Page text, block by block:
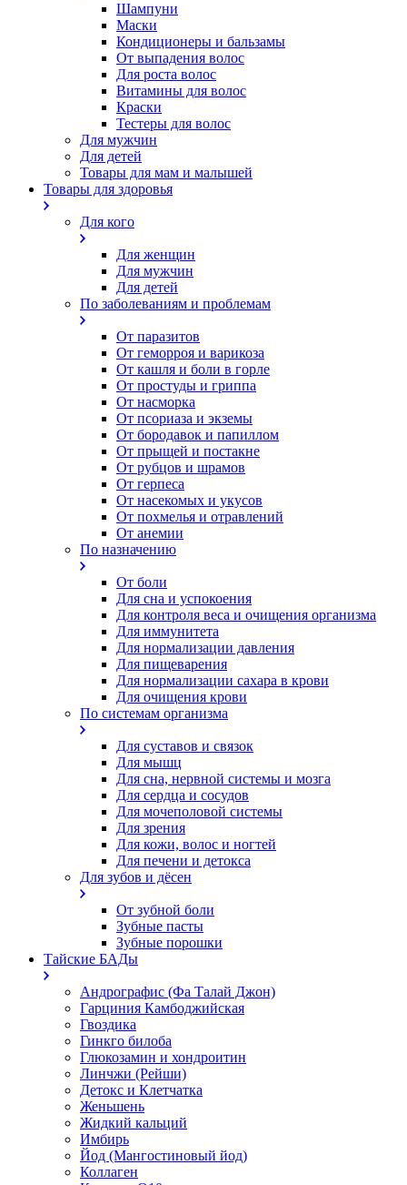
Шампуни
Маски
Кондиционеры и бальзамы
От выпадения волос
Для роста волос
Витамины для волос
Краски
Тестеры для волос
Для мужчин
Для детей
Товары для мам и малышей
Товары для здоровья
Для кого
Для женщин
Для мужчин
Для детей
По заболеваниям и проблемам
От паразитов
Oт геморроя и варикоза
От кашля и боли в горле
От простуды и гриппа
От насморка
Oт псориаза и экземы
От бородавок и папиллом
От прыщей и постакне
От рубцов и шрамов
От герпеса
От насекомых и укусов
От похмелья и отравлений
От анемии
По назначению
От боли
Для сна и успокоения
Для контроля веса и очищения организма
Для иммунитета
Для нормализации давления
Для пищеварения
Для нормализации сахара в крови
Для очищения крови
По системам организма
Для суставов и связок
Для мышц
Для сна, нервной системы и мозга
Для сердца и сосудов
Для мочеполовой системы
Для зрения
Для кожи, волос и ногтей
Для печени и детокса
Для зубов и дёсен
От зубной боли
Зубные пасты
Зубные порошки
Тайские БАДы
Андрографис (Фа Талай Джон)
Гарциния Камбоджийская
Гвоздика
Гинкго билоба
Глюкозамин и хондроитин
Линчжи (Рейши)
Детокс и Клетчатка
Женьшень
Жидкий кальций
Имбирь
Йод (Мангостиновый йод)
Коллаген